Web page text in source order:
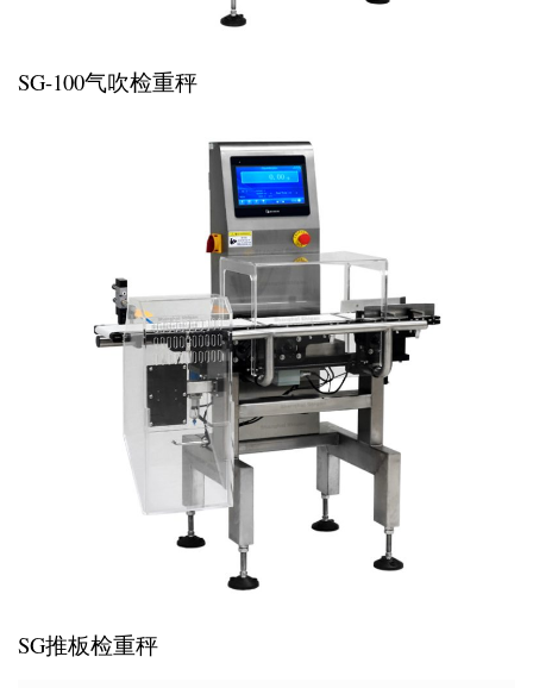
SG-100气吹检重秤
SG推板检重秤